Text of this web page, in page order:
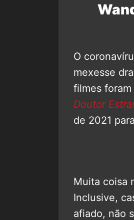
O
mexesse
filmes
Doutor
de 2021
Muita coisa
Inclusive,
afiado, não